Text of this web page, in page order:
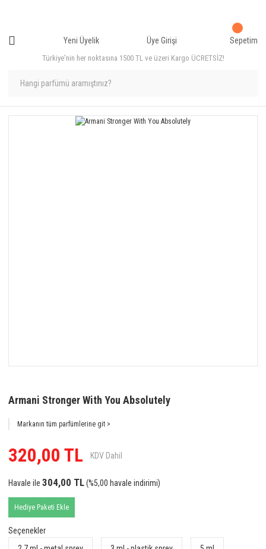
Türkiye'nin her noktasına 1500 TL ve üzeri Kargo ÜCRETSİZ!
Yeni Üyelik Üye Girişi Sepetim
Armani Stronger With You Absolutely
Markanın tüm parfümlerine git >
320,00 TL KDV Dahil
Havale ile 304,00 TL(%5,00 havale indirimi)
Hediye Paketi Ekle
Seçenekler